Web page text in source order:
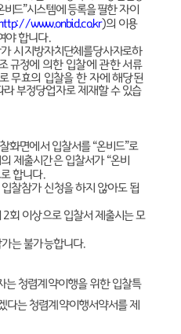
비드”시스템에 등록을 필한 자이
www.onbid.co.kr)의 이용
야 합니다.
시 지방자치단체를당사자로하
규정에 의한 입찰에 관한 서류
무효의 입찰을 한 자에 해당된
부정당업자로 제재할 수 있습
화면에서 입찰서를“온비드”로
제출시간은 입찰서가“온비
합니다.
찰참가 신청을 하지 않아도 됩
2회 이상으로 입찰서 제출시는 모
는 불가능합니다.
는 청렴계약이행을 위한 입찰특
다는 청렴계약이행서약서를 제